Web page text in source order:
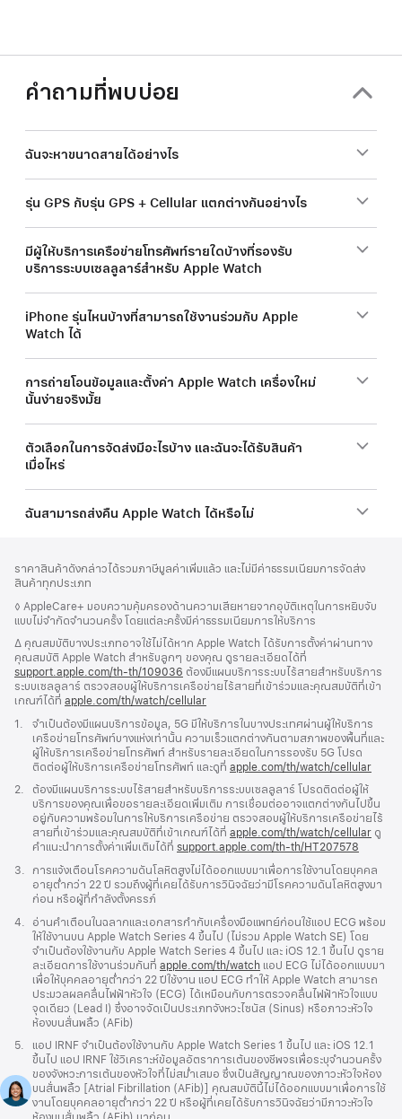
คำถามที่พบบ่อย
ฉันจะหาขนาดสายได้อย่างไร
รุ่น GPS กับรุ่น GPS + Cellular แตกต่างกันอย่างไร
มีผู้ให้บริการเครือข่ายโทรศัพท์รายใดบ้างที่รองรับ
บริการระบบเซลลูลาร์สำหรับ Apple Watch
iPhone รุ่นไหนบ้างที่สามารถใช้งานร่วมกับ Apple
Watch ได้
การถ่ายโอนข้อมูลและตั้งค่า Apple Watch เครื่องใหม่
นั้นง่ายจริงมั้ย
ตัวเลือกในการจัดส่งมีอะไรบ้าง และฉันจะได้รับสินค้า
เมื่อไหร่
ฉันสามารถส่งคืน Apple Watch ได้หรือไม่
ท้าย
กระดาษ
เชิงอรรถ
ราคาสินค้าดังกล่าวได้รวมภาษีมูลค่าเพิ่มแล้ว และไม่มีค่าธรรมเนียมการจัดส่ง
สินค้าทุกประเภท
เชิงอรรถ
◊ AppleCare+ มอบความคุ้มครองด้านความเสียหายจากอุบัติเหตุในการหยิบจับ
แบบไม่จำกัดจำนวนครั้ง โดยแต่ละครั้งมีค่าธรรมเนียมการให้บริการ
เชิงอรรถ
∆ คุณสมบัติบางประเภทอาจใช้ไม่ได้หาก Apple Watch ได้รับการตั้งค่าผ่านทาง
คุณสมบัติ Apple Watch สำหรับลูกๆ ของคุณ ดูรายละเอียดได้ที่
support.apple.com/th-th/109036 (เปิด
ใน
หน้าต่าง
ใหม่)
ต้องมีแผนบริการระบบไร้สายสำหรับบริการ
ระบบเซลลูลาร์ ตรวจสอบผู้ให้บริการเครือข่ายไร้สายที่เข้าร่วมและคุณสมบัติที่เข้า
เกณฑ์ได้ที่ apple.com/th/watch/cellular
เชิงอรรถ
1.
จำเป็นต้องมีแผนบริการข้อมูล, 5G มีให้บริการในบางประเทศผ่านผู้ให้บริการ
เครือข่ายโทรศัพท์บางแห่งเท่านั้น ความเร็วแตกต่างกันตามสภาพของพื้นที่และ
ผู้ให้บริการเครือข่ายโทรศัพท์ สำหรับรายละเอียดในการรองรับ 5G โปรด
ติดต่อผู้ให้บริการเครือข่ายโทรศัพท์ และดูที่ apple.com/th/watch/cellular
เชิงอรรถ
2.
ต้องมีแผนบริการระบบไร้สายสำหรับบริการระบบเซลลูลาร์ โปรดติดต่อผู้ให้
บริการของคุณเพื่อขอรายละเอียดเพิ่มเติม การเชื่อมต่ออาจแตกต่างกันไปขึ้น
อยู่กับความพร้อมในการให้บริการเครือข่าย ตรวจสอบผู้ให้บริการเครือข่ายไร้
สายที่เข้าร่วมและคุณสมบัติที่เข้าเกณฑ์ได้ที่ apple.com/th/watch/cellular ดู
คำแนะนำการตั้งค่าเพิ่มเติมได้ที่ support.apple.com/th-th/HT207578
หน้าต่าง
ใหม่)
เชิงอรรถ
3. การแจ้งเตือนโรคความดันโลหิตสูงไม่ได้ออกแบบมาเพื่อการใช้งานโดยบุคคล
อายุต่ำกว่า 22 ปี รวมถึงผู้ที่เคยได้รับการวินิจฉัยว่ามีโรคความดันโลหิตสูงมา
ก่อน หรือผู้ที่กำลังตั้งครรภ์
เชิงอรรถ
4. อ่านคำเตือนในฉลากและเอกสารกำกับเครื่องมือแพทย์ก่อนใช้แอป ECG พร้อม
ให้ใช้งานบน Apple Watch Series 4 ขึ้นไป (ไม่รวม Apple Watch SE) โดย
จำเป็นต้องใช้งานกับ Apple Watch Series 4 ขึ้นไป และ iOS 12.1 ขึ้นไป ดูราย
ละเอียดการใช้งานร่วมกันที่ apple.com/th/watch แอป ECG ไม่ได้ออกแบบมา
เพื่อให้บุคคลอายุต่ำกว่า 22 ปีใช้งาน แอป ECG ทำให้ Apple Watch สามารถ
ประมวลผลคลื่นไฟฟ้าหัวใจ (ECG) ได้เหมือนกับการตรวจคลื่นไฟฟ้าหัวใจแบบ
จุดเดียว (Lead I) ซึ่งอาจจัดเป็นประเภทจังหวะไซนัส (Sinus) หรือภาวะหัวใจ
ห้องบนสั่นพลิ้ว (AFib)
เชิงอรรถ
5.
แอป IRNF จำเป็นต้องใช้งานกับ Apple Watch Series 1 ขึ้นไป และ iOS 12.1
ขึ้นไป แอป IRNF ใช้วิเคราะห์ข้อมูลอัตราการเต้นของชีพจรเพื่อระบุจำนวนครั้ง
ของจังหวะการเต้นของหัวใจที่ไม่สม่ำเสมอ ซึ่งเป็นสัญญาณของภาวะหัวใจห้อง
บนสั่นพลิ้ว [Atrial Fibrillation (AFib)] คุณสมบัตินี้ไม่ได้ออกแบบมาเพื่อการใช้
งานโดยบุคคลอายุต่ำกว่า 22 ปี หรือผู้ที่เคยได้รับการวินิจฉัยว่ามีภาวะหัวใจ